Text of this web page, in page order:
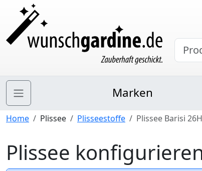
Marken
Home Plissee Plisseestoffe Plissee Barisi
Plissee